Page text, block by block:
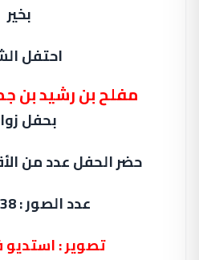
بخير
احتفل
مفلح بن رشيد بن
بحفل
حضر الحفل عدد من
عدد الصور : 338 صورة
تصوير : استديو